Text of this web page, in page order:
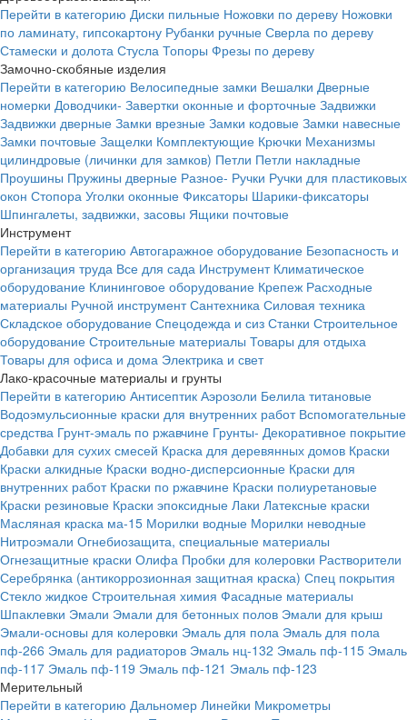
Перейти в категорию Диски пильные Ножовки по дереву Ножовки
по ламинату, гипсокартону Рубанки ручные Сверла по дереву
Стамески и долота Стусла Топоры Фрезы по дереву
Замочно-скобяные изделия
Перейти в категорию Велосипедные замки Вешалки Дверные
номерки Доводчики- Завертки оконные и форточные Задвижки
Задвижки дверные Замки врезные Замки кодовые Замки навесные
Замки почтовые Защелки Комплектующие Крючки Механизмы
цилиндровые (личинки для замков) Петли Петли накладные
Проушины Пружины дверные Разное- Ручки Ручки для пластиковых
окон Стопора Уголки оконные Фиксаторы Шарики-фиксаторы
Шпингалеты, задвижки, засовы Ящики почтовые
Инструмент
Перейти в категорию Автогаражное оборудование Безопасность и
организация труда Все для сада Инструмент Климатическое
оборудование Клининговое оборудование Крепеж Расходные
материалы Ручной инструмент Сантехника Силовая техника
Складское оборудование Спецодежда и сиз Станки Строительное
оборудование Строительные материалы Товары для отдыха
Товары для офиса и дома Электрика и свет
Лако-красочные материалы и грунты
Перейти в категорию Антисептик Аэрозоли Белила титановые
Водоэмульсионные краски для внутренних работ Вспомогательные
средства Грунт-эмаль по ржавчине Грунты- Декоративное покрытие
Добавки для сухих смесей Краска для деревянных домов Краски
Краски алкидные Краски водно-дисперсионные Краски для
внутренних работ Краски по ржавчине Краски полиуретановые
Краски резиновые Краски эпоксидные Лаки Латексные краски
Масляная краска ма-15 Морилки водные Морилки неводные
Нитроэмали Огнебиозащита, специальные материалы
Огнезащитные краски Олифа Пробки для колеровки Растворители
Серебрянка (антикоррозионная защитная краска) Спец покрытия
Стекло жидкое Строительная химия Фасадные материалы
Шпаклевки Эмали Эмали для бетонных полов Эмали для крыш
Эмали-основы для колеровки Эмаль для пола Эмаль для пола
пф-266 Эмаль для радиаторов Эмаль нц-132 Эмаль пф-115 Эмаль
пф-117 Эмаль пф-119 Эмаль пф-121 Эмаль пф-123
Мерительный
Перейти в категорию Дальномер Линейки Микрометры